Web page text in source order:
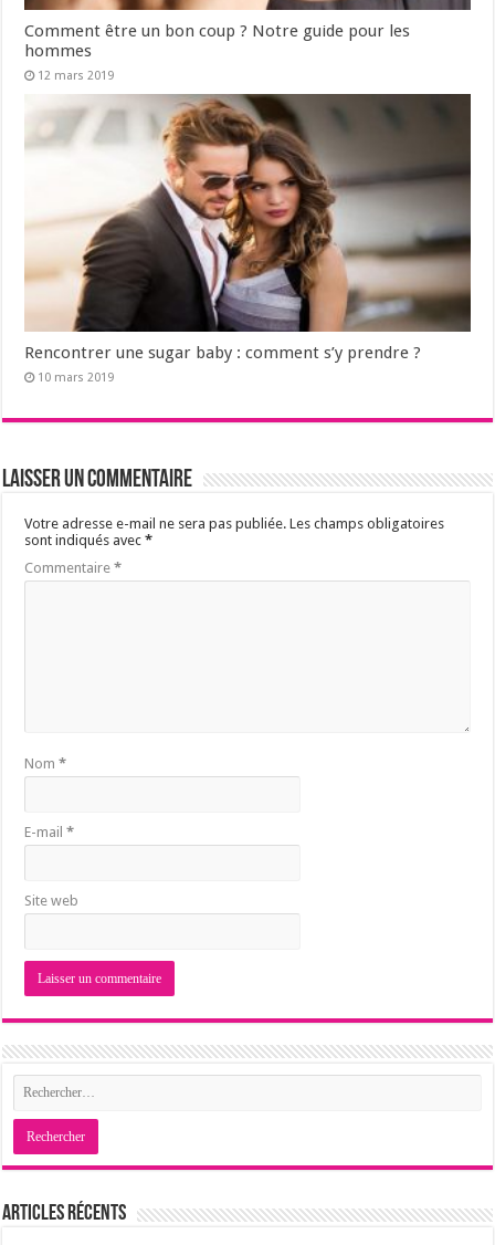
Comment être un bon coup ? Notre guide pour les
hommes
12 mars 2019
Rencontrer une sugar baby : comment s’y prendre ?
10 mars 2019
Laisser un commentaire
Votre adresse e-mail ne sera pas publiée. Les champs obligatoires
sont indiqués avec*
Commentaire*
Nom*
E-mail*
Site web
Articles récents